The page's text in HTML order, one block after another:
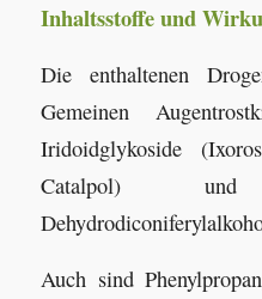
Inhaltsstoffe und
Die enthaltenen
Gemeinen
Iridoidglykoside
Catalpol)
Auch sind